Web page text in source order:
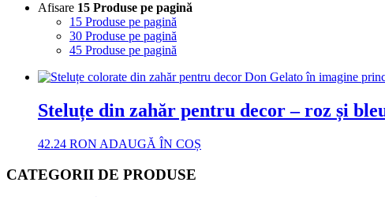
Afisare 15 Produse pe pagină
15 Produse pe pagină
30 Produse pe pagină
45 Produse pe pagină
Steluțe din zahăr pentru decor – roz și
42.24 RON ADAUGĂ ÎN COȘ
CATEGORII DE PRODUSE